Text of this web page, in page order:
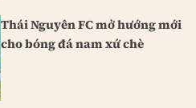
Thái Nguyên FC mở hướng mới
cho bóng đá nam xứ chè